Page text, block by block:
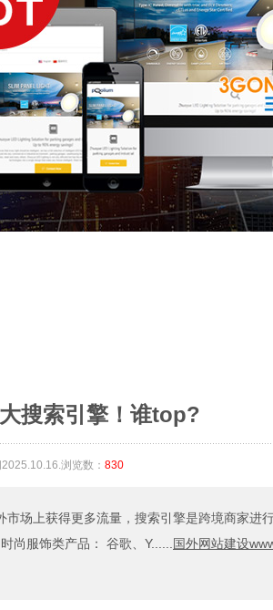
搜索引擎！谁top?
浏览数： 830
市场上获得更多流量，搜索引擎是跨境商家进
尚服饰类产品： 谷歌、Y......
国外网站建设